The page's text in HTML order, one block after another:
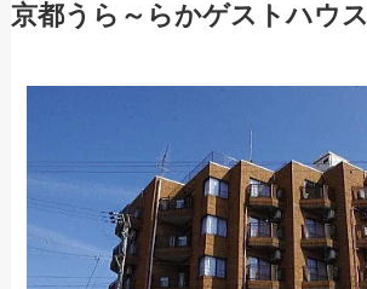
京都うら～らかゲストハウス